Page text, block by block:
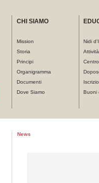
CHI SIAMO
Mission
Storia
Principi
Organigramma
Documenti
Dove Siamo
Nidi
Buoni
Tu sei qui
News